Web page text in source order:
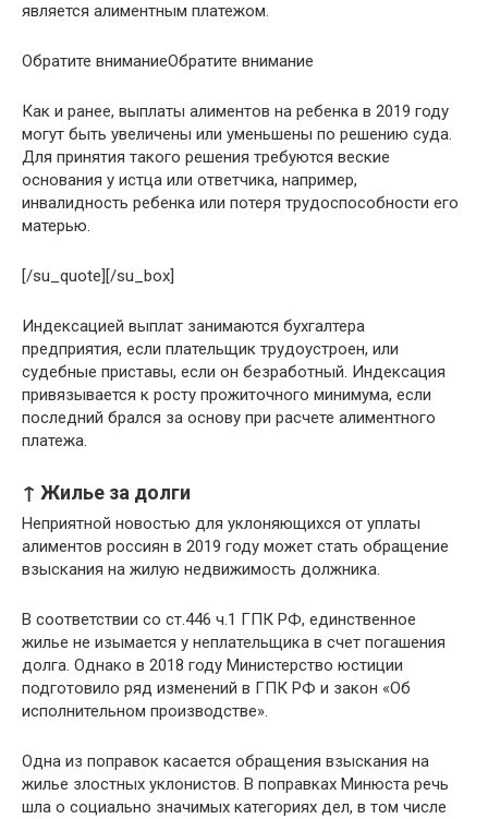
является алиментным платежом.
Обратите вниманиеОбратите внимание
Как и ранее, выплаты алиментов на ребенка в 2019 году
могут быть увеличены или уменьшены по решению суда.
Для принятия такого решения требуются веские
основания у истца или ответчика, например,
инвалидность ребенка или потеря трудоспособности его
матерью.
[/su_quote][/su_box]
Индексацией выплат занимаются бухгалтера
предприятия, если плательщик трудоустроен, или
судебные приставы, если он безработный. Индексация
привязывается к росту прожиточного минимума, если
последний брался за основу при расчете алиментного
платежа.
↑ Жилье за долги
Неприятной новостью для уклоняющихся от уплаты
алиментов россиян в 2019 году может стать обращение
взыскания на жилую недвижимость должника.
В соответствии со ст.446 ч.1 ГПК РФ, единственное
жилье не изымается у неплательщика в счет погашения
долга. Однако в 2018 году Министерство юстиции
подготовило ряд изменений в ГПК РФ и закон «Об
исполнительном производстве».
Одна из поправок касается обращения взыскания на
жилье злостных уклонистов. В поправках Минюста речь
шла о социально значимых категориях дел, в том числе